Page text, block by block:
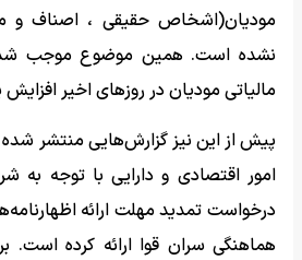
مودیان(اشخاص حقیقی ، اصناف و
نشده است. همین موضوع موجب شده
مالیاتی مودیان در روزهای اخیر افزایش
پیش از این نیز گزارش‌هایی منتشر شده
درخواست تمدید مهلت ارائه
هماهنگی سران قوا ارائه کرده است.